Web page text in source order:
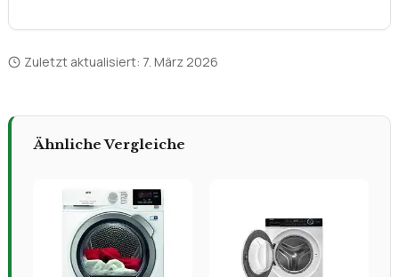
Zuletzt aktualisiert: 7. März 2026
Ähnliche Vergleiche